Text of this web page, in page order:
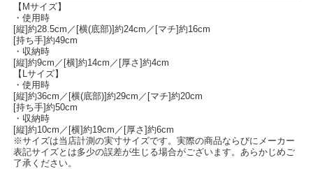
【Mサイズ】
・使用時
[縦]約28.5cm／[横(底部)]約24cm／[マチ]約16cm
[持ち手]約49cm
・収納時
[縦]約9cm／[横]約14cm／[厚さ]約4cm
【Lサイズ】
・使用時
[縦]約36cm／[横(底部)]約29cm／[マチ]約20cm
[持ち手]約50cm
・収納時
[縦]約10cm／[横]約19cm／[厚さ]約6cm
※サイズは当店計測の実寸サイズです。実際の商品ならびにメーカー
表記サイズとは多少の誤差が生じる場合がございます。あらかじめご
了承ください。